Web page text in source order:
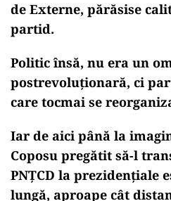
de Externe, părăsise
partid.
Politic însă, nu era un
postrevoluționară, ci
care tocmai se
Iar de aici până la
Coposu pregătit să-l
PNȚCD la prezidențiale
lungă, aproape cât